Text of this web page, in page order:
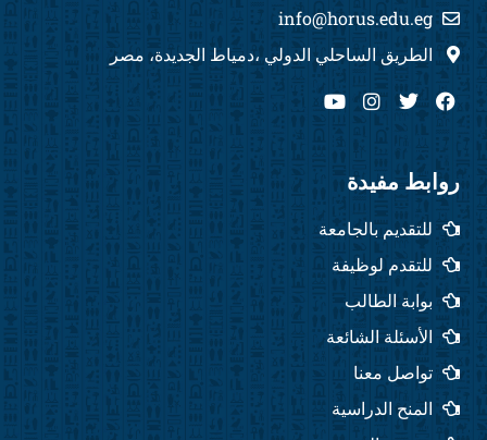
info@horus.edu.eg
الطريق الساحلي الدولي ،دمياط الجديدة، مصر
F
a
b
o
o
k
T
w
t
e
I
n
a
g
a
m
Y
o
روابط مفيدة
للتقديم بالجامعة
للتقدم لوظيفة
بوابة الطالب
الأسئلة الشائعة
تواصل معنا
المنح الدراسية